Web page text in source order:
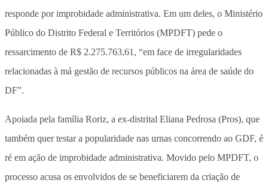
responde por improbidade administrativa. Em um deles, o Ministério
Público do Distrito Federal e Territórios (MPDFT) pede o
ressarcimento de R$ 2.275.763,61, “em face de irregularidades
relacionadas à má gestão de recursos públicos na área de saúde do
DF”.
Apoiada pela família Roriz, a ex-distrital Eliana Pedrosa (Pros), que
também quer testar a popularidade nas urnas concorrendo ao GDF, é
ré em ação de improbidade administrativa. Movido pelo MPDFT, o
processo acusa os envolvidos de se beneficiarem da criação de